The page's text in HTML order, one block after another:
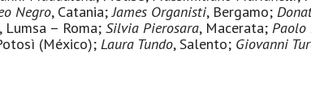
Negro, Catania;James Organisti, Bergamo;
, Lumsa – Roma; Silvia Pierosara, Macerata; Paolo
(México); Laura Tundo, Salento; Giovanni